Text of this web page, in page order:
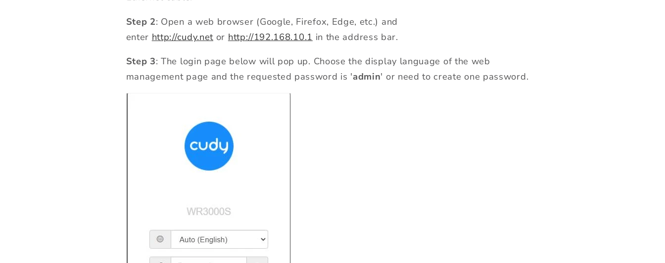
Step 2: Open a web browser (Google, Firefox, Edge, etc.) and
enter http://cudy.net or http://192.168.10.1 in the address bar.
Step 3: The login page below will pop up. Choose the display language of the web
management page and the requested password is 'admin' or need to create one password.